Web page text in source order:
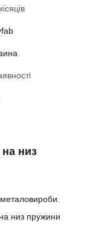
на низ
низ пружини